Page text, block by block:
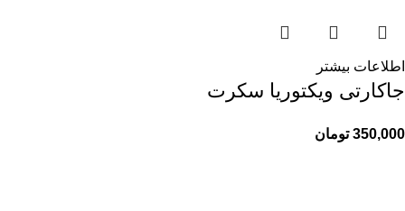
اطلاعات بیشتر
جاکارتی ویکتوریا سکرت
350,000 تومان